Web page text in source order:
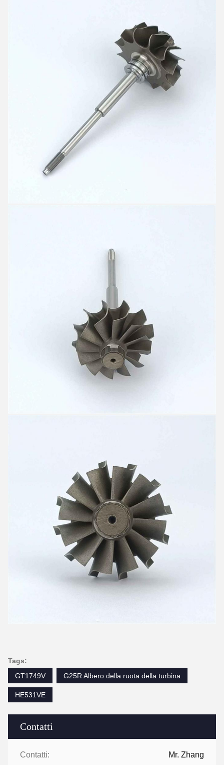
Contatti
Contatti: Mr. Zhang
Tags:
GT1749V
G25R Albero della ruota della turbina
HE531VE